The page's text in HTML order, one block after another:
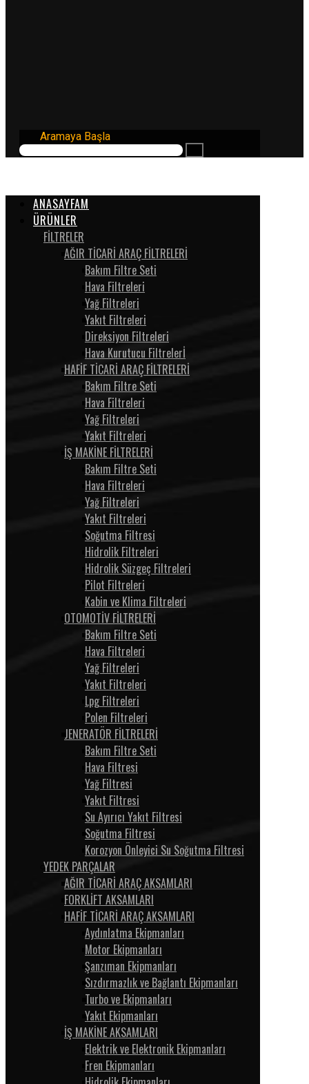
Aramaya Başla
ANASAYFAM
ÜRÜNLER
FİLTRELER
AĞIR TİCARİ ARAÇ FİLTRELERİ
Bakım Filtre Seti
Hava Filtreleri
Yağ Filtreleri
Yakıt Filtreleri
Direksiyon Filtreleri
Hava Kurutucu Filtrelerİ
HAFİF TİCARİ ARAÇ FİLTRELERİ
Bakım Filtre Seti
Hava Filtreleri
Yağ Filtreleri
Yakıt Filtreleri
İŞ MAKİNE FİLTRELERİ
Bakım Filtre Seti
Hava Filtreleri
Yağ Filtreleri
Yakıt Filtreleri
Soğutma Filtresi
Hidrolik Filtreleri
Hidrolik Süzgeç Filtreleri
Pilot Filtreleri
Kabin ve Klima Filtreleri
OTOMOTİV FİLTRELERİ
Bakım Filtre Seti
Hava Filtreleri
Yağ Filtreleri
Yakıt Filtreleri
Lpg Filtreleri
Polen Filtreleri
JENERATÖR FİLTRELERİ
Bakım Filtre Seti
Hava Filtresi
Yağ Filtresi
Yakıt Filtresi
Su Ayırıcı Yakıt Filtresi
Soğutma Filtresi
Korozyon Önleyici Su Soğutma Filtresi
YEDEK PARÇALAR
AĞIR TİCARİ ARAÇ AKSAMLARI
FORKLİFT AKSAMLARI
HAFİF TİCARİ ARAÇ AKSAMLARI
Aydınlatma Ekipmanları
Motor Ekipmanları
Şanzıman Ekipmanları
Sızdırmazlık ve Bağlantı Ekipmanları
Turbo ve Ekipmanları
Yakıt Ekipmanları
İŞ MAKİNE AKSAMLARI
Elektrik ve Elektronik Ekipmanları
Fren Ekipmanları